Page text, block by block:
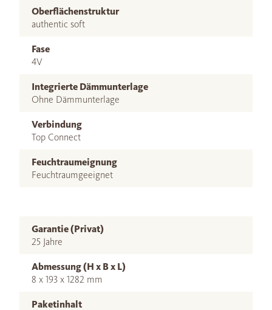
Oberflächenstruktur
authentic soft
Fase
4V
Integrierte Dämmunterlage
Ohne Dämmunterlage
Verbindung
Top Connect
Feuchtraumeignung
Feuchtraumgeeignet
Garantie (Privat)
25 Jahre
Abmessung (H x B x L)
8 x 193 x 1282 mm
Paketinhalt